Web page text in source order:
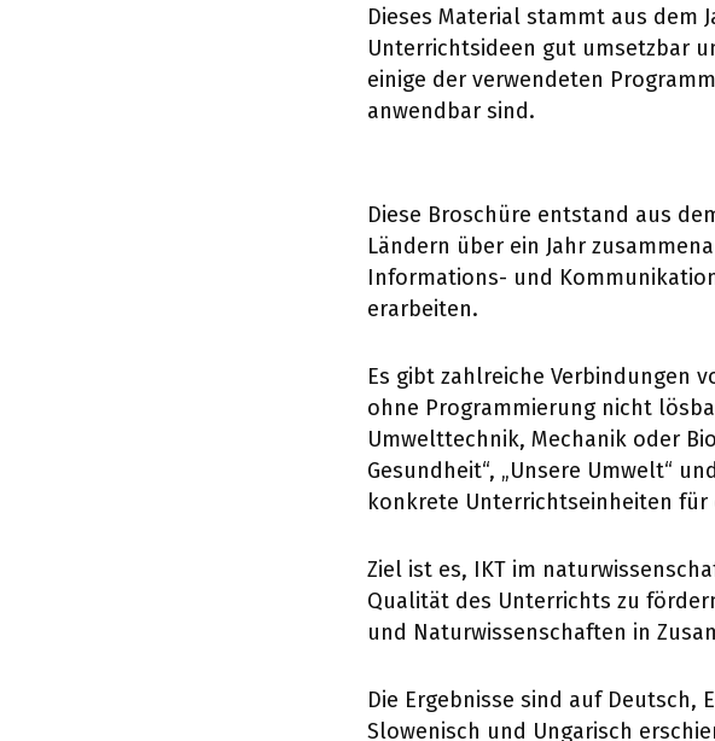
Dieses Material stammt aus dem
Unterrichtsideen gut umsetzbar
einige der verwendeten
anwendbar sind.
Diese Broschüre entstand aus
Ländern über ein Jahr
Informations- und
erarbeiten.
Es gibt zahlreiche Verbindungen
ohne Programmierung nicht
Umwelttechnik, Mechanik oder
Gesundheit“, „Unsere Umwelt“
konkrete Unterrichtseinheiten
Ziel ist es, IKT im
Qualität des Unterrichts zu
und Naturwissenschaften in
Die Ergebnisse sind auf Deutsch,
Slowenisch und Ungarisch